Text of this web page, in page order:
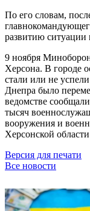
По его словам,
развитию ситуации
9 ноября
Херсона. В городе
стали или не
Днепра было
ведомстве
тысяч
вооружения и
Херсонской
Версия для печати
Все новости